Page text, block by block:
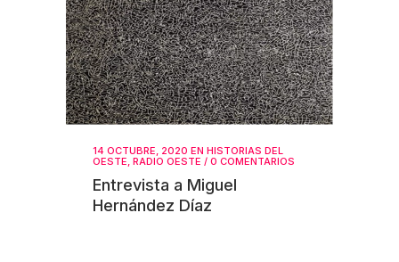
14 OCTUBRE, 2020 EN HISTORIAS DEL
OESTE, RADIO OESTE / 0 COMENTARIOS
Entrevista a Miguel
Hernández Díaz